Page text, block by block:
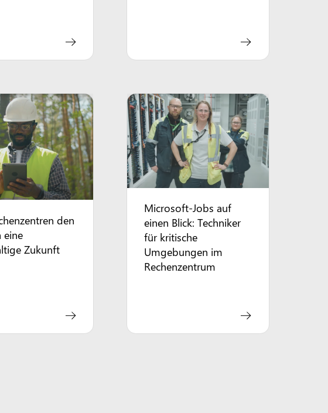
den
eine
Zukunft
Microsoft-Jobs auf
einen Blick: Techniker
für kritische
Umgebungen im
Rechenzentrum